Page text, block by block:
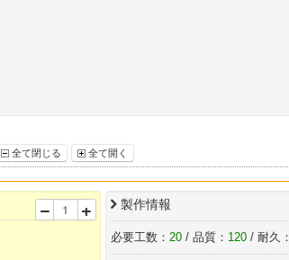
全て閉じる 全て開く
製作情報
必要工数： 20/ 品質： 120/ 耐久：